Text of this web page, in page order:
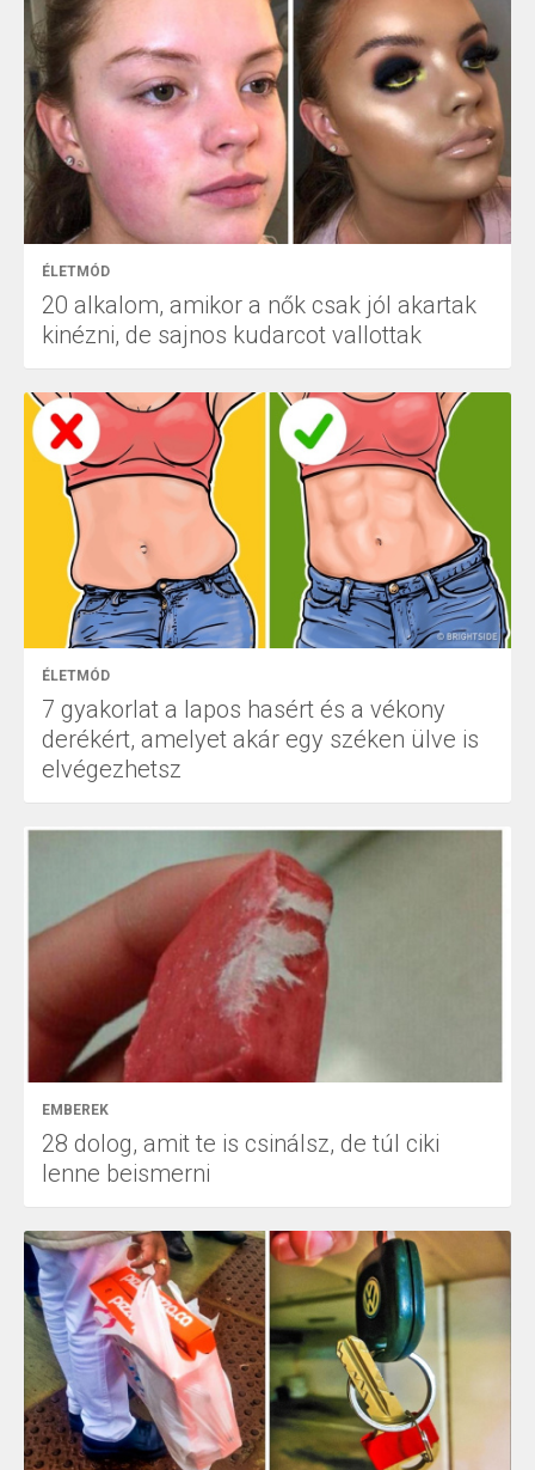
ÉLETMÓD
20 alkalom, amikor a nők csak jól akartak
kinézni, de sajnos kudarcot vallottak
ÉLETMÓD
7 gyakorlat a lapos hasért és a vékony
derékért, amelyet akár egy széken ülve is
elvégezhetsz
EMBEREK
28 dolog, amit te is csinálsz, de túl ciki
lenne beismerni